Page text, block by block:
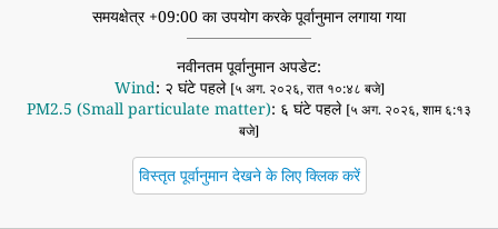
समयक्षेत्र +09:00 का उपयोग करके पूर्वानुमान लगाया गया
नवीनतम पूर्वानुमान अपडेट:
Wind: २ घंटे पहले [५ अग. २०२६, रात १०:४८ बजे]
PM2.5 (Small particulate matter): ६ घंटे पहले [५ अग. २०२६, शाम ६:१३
बजे]
विस्तृत पूर्वानुमान देखने के लिए क्लिक करें